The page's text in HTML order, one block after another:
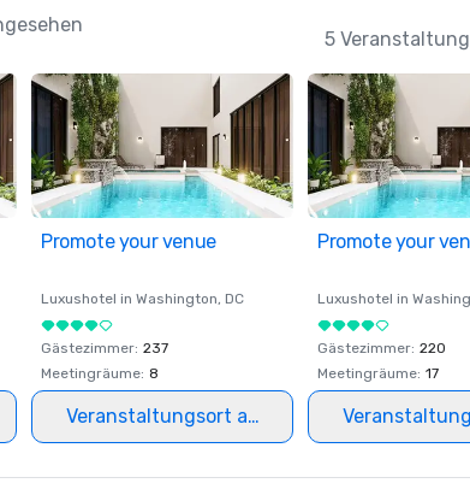
5
Promote your venue
Luxushotel in Washington, DC
Gästezimmer: 237
Meetingräume: 8
Veranstaltungsort auswählen
Promote your
Luxushotel in
Gästezimmer: 220
Meetingräume: 17